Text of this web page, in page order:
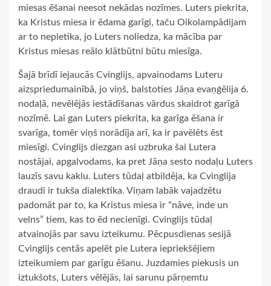
miesas ēšanai neesot nekādas nozīmes. Luters piekrita,
ka Kristus miesa ir ēdama garīgi, taču Oikolampādijam
ar to nepietika, jo Luters noliedza, ka mācība par
Kristus miesas reālo klātbūtni būtu miesīga.
Šajā brīdī iejaucās Cvinglijs, apvainodams Luteru
aizspriedumainībā, jo viņš, balstoties Jāņa evaņģēlija 6.
nodaļā, nevēlējās iestādīšanas vārdus skaidrot garīgā
nozīmē. Lai gan Luters piekrita, ka garīga ēšana ir
svarīga, tomēr viņš norādīja arī, ka ir pavēlēts ēst
miesīgi. Cvinglijs diezgan asi uzbruka šai Lutera
nostājai, apgalvodams, ka pret Jāņa sesto nodaļu Luters
lauzīs savu kaklu. Luters tūdaļ atbildēja, ka Cvinglija
draudi ir tukša dialektika. Viņam labāk vajadzētu
padomāt par to, ka Kristus miesa ir “nāve, inde un
velns” tiem, kas to ēd necienīgi. Cvinglijs tūdaļ
atvainojās par savu izteikumu. Pēcpusdienas sesijā
Cvinglijs centās apelēt pie Lutera iepriekšējiem
izteikumiem par garīgu ēšanu. Juzdamies piekusis un
iztukšots, Luters vēlējās, lai sarunu pārņemtu